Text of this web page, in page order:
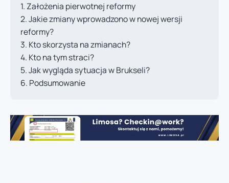
Założenia pierwotnej reformy
Jakie zmiany wprowadzono w nowej wersji
reformy?
Kto skorzysta na zmianach?
Kto na tym straci?
Jak wygląda sytuacja w Brukseli?
Podsumowanie